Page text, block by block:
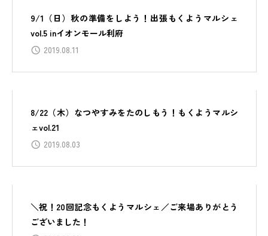
9/1（日）秋の準備をしよう！出張もくようマルシェ
vol.5 inイオンモール利府
2019.08.11
8/22（木）なつやすみをたのしもう！もくようマルシ
ェvol.21
2019.08.03
＼祝！20回記念もくようマルシェ／ご来場ありがとう
ございました！